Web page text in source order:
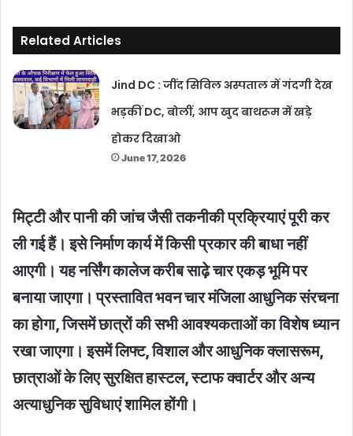
Related Articles
Jind DC : जींद सिविल अस्पताल में गंदगी देख
भड़कीं DC, बोलीं, आप खुद बाथरूम में खड़े
होकर दिखाओ
June 17, 2026
मिट्टी और पानी की जांच जैसी तकनीकी प्रक्रियाएं पूरी कर
ली गई हैं। इसे निर्माण कार्य में किसी प्रकार की बाधा नहीं
आएगी। यह नर्सिंग कालेज करीब साढ़े चार एकड़ भूमि पर
बनाया जाएगा। प्रस्तावित भवन चार मंजिला आधुनिक संरचना
का होगा, जिसमें छात्रों की सभी आवश्यकताओं का विशेष ध्यान
रखा जाएगा। इसमें लिफ्ट, विशाल और आधुनिक क्लासरूम,
छात्राओं के लिए सुरक्षित हास्टल, स्टाफ क्वार्टर और अन्य
अत्याधुनिक सुविधाएं शामिल होंगी।